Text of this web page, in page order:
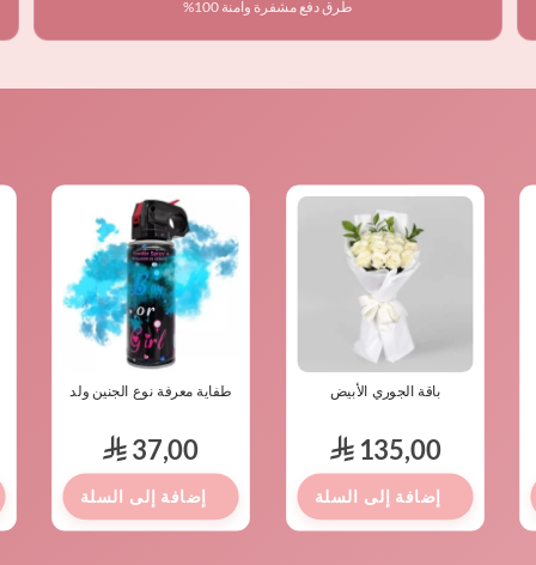
طرق دفع مشفرة وآمنة 100%
باقة الجوري الأبيض
⃁135,00
طفاية معرفة نوع الجنين ولد
⃁37,00